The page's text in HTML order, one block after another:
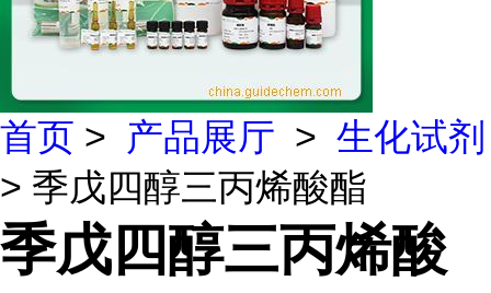
首页 > 产品展厅 > 生化试剂
> 季戊四醇三丙烯酸酯
季戊四醇三丙烯酸